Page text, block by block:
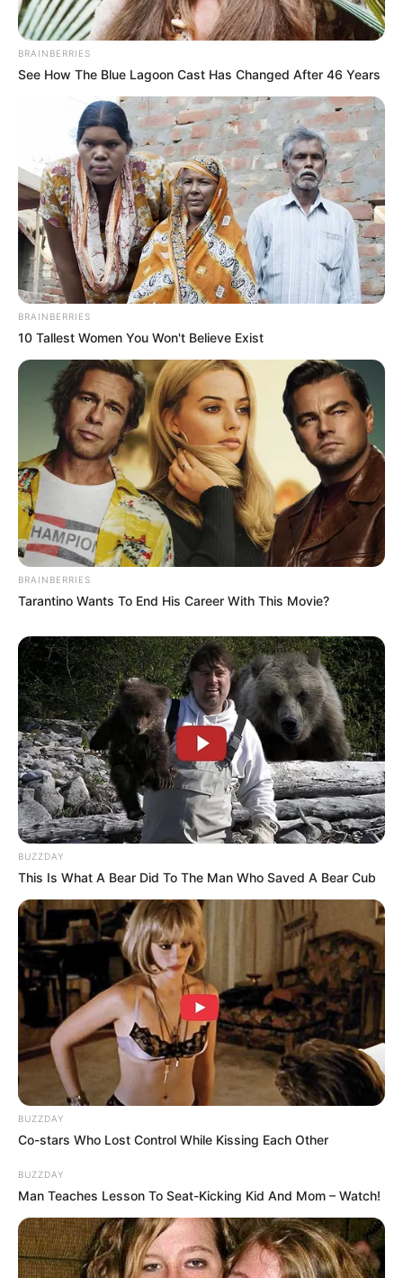
(foto: curbly)
4. Dengan memanfaatkan kontak sepatu dan kaca
pembesar, video atau foto bisa dilihat lebih besar dan
banyak orang
(foto: parabo)
5. Berguna banget untuk menghibur anak sekolah
dasar atau taman kanak-kanak, sebuah teater boneka
BRAINBERRIES
See How The Blue Lagoon Cast Has Changed After 46 Years
BRAINBERRIES
10 Tallest Women You Won't Believe Exist
BRAINBERRIES
Tarantino Wants To End His Career With This Movie?
BUZZDAY
This Is What A Bear Did To The Man Who Saved A Bear Cub
BUZZDAY
Co-stars Who Lost Control While Kissing Each Other
BUZZDAY
Man Teaches Lesson To Seat-Kicking Kid And Mom – Watch!